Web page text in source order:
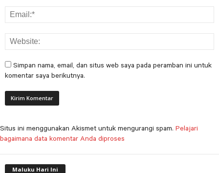
Simpan nama, email, dan situs web saya pada peramban ini untuk
komentar saya berikutnya.
Situs ini menggunakan Akismet untuk mengurangi spam. Pelajari
bagaimana data komentar Anda diproses
Maluku Hari Ini